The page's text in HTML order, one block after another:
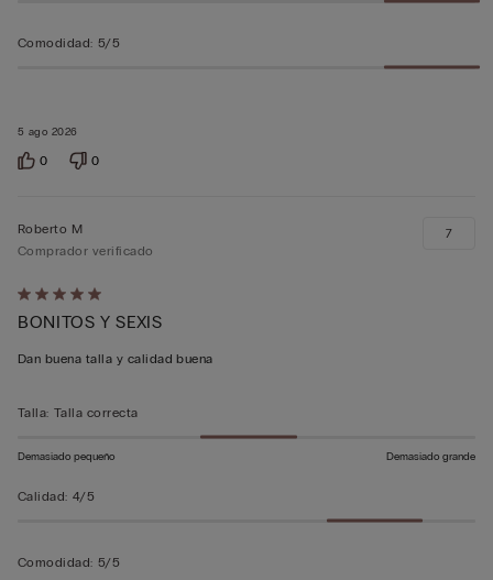
5 ago 2026
Comodidad: 5/5
0 0
Calificación
de
5
5
Roberto M
Comprador verificado
BONITOS Y SEXIS
Dan buena talla y calidad buena
7
Talla: Talla correcta
Demasiado pequeño Demasiado grande
Calidad: 4/5
Comodidad: 5/5